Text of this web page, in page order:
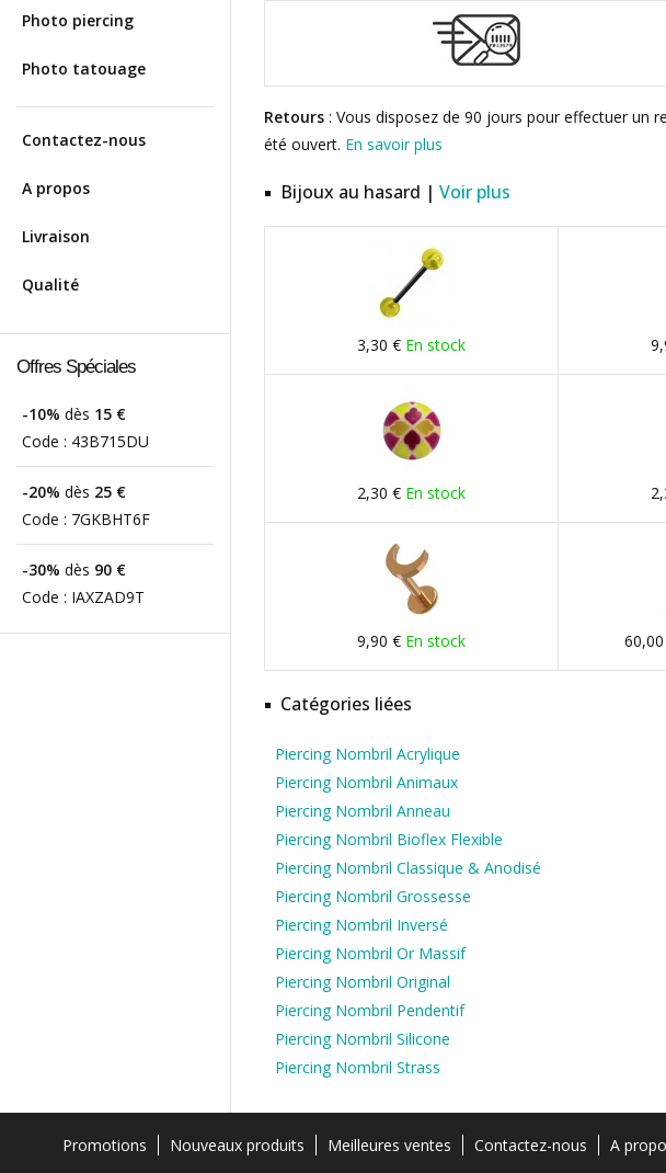
Photo piercing
Photo tatouage
Contactez-nous
A propos
Livraison
Qualité
Offres Spéciales
-10% dès 15 €
Code : 43B715DU
-20% dès 25 €
Code : 7GKBHT6F
-30% dès 90 €
Code : IAXZAD9T
Retours : Vous disposez de 90 jours pour effectuer un
été ouvert. En savoir plus
Bijoux au hasard | Voir plus
3,30 € En stock
2,30 € En stock
9,90 € En stock
Catégories liées
Piercing Nombril Acrylique
Piercing Nombril Animaux
Piercing Nombril Anneau
Piercing Nombril Bioflex Flexible
Piercing Nombril Classique & Anodisé
Piercing Nombril Grossesse
Piercing Nombril Inversé
Piercing Nombril Or Massif
Piercing Nombril Original
Piercing Nombril Pendentif
Piercing Nombril Silicone
Piercing Nombril Strass
Promotions Nouveaux produits Meilleures ventes Contactez-nous A